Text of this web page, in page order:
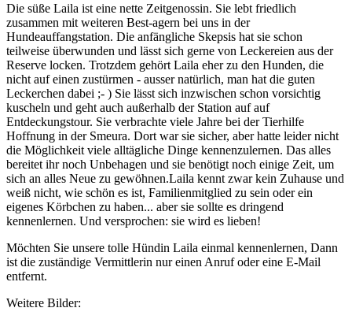
Die süße Laila ist eine nette Zeitgenossin. Sie lebt friedlich
zusammen mit weiteren Best-agern bei uns in der
Hundeauffangstation. Die anfängliche Skepsis hat sie schon
teilweise überwunden und lässt sich gerne von Leckereien aus der
Reserve locken. Trotzdem gehört Laila eher zu den Hunden, die
nicht auf einen zustürmen - ausser natürlich, man hat die guten
Leckerchen dabei ;- ) Sie lässt sich inzwischen schon vorsichtig
kuscheln und geht auch außerhalb der Station auf auf
Entdeckungstour. Sie verbrachte viele Jahre bei der Tierhilfe
Hoffnung in der Smeura. Dort war sie sicher, aber hatte leider nicht
die Möglichkeit viele alltägliche Dinge kennenzulernen. Das alles
bereitet ihr noch Unbehagen und sie benötigt noch einige Zeit, um
sich an alles Neue zu gewöhnen.Laila kennt zwar kein Zuhause und
weiß nicht, wie schön es ist, Familienmitglied zu sein oder ein
eigenes Körbchen zu haben... aber sie sollte es dringend
kennenlernen. Und versprochen: sie wird es lieben!
Möchten Sie unsere tolle Hündin Laila einmal kennenlernen, Dann
ist die zuständige Vermittlerin nur einen Anruf oder eine E-Mail
entfernt.
Weitere Bilder: